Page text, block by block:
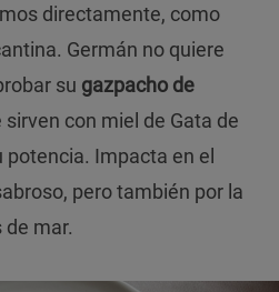
directamente, como
Germán no quiere
su gazpacho de
sirven con miel de Gata de
potencia. Impacta en el
pero también por la
de mar.